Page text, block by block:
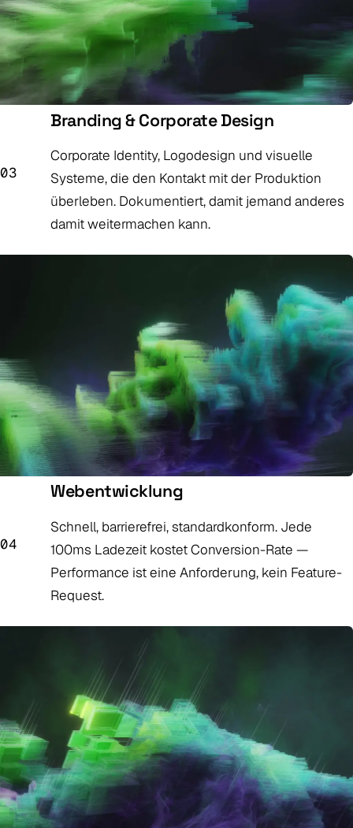
03
Branding & Corporate Design
Corporate Identity, Logodesign und visuelle
Systeme, die den Kontakt mit der Produktion
überleben. Dokumentiert, damit jemand anderes
damit weitermachen kann.
04
Webentwicklung
Schnell, barrierefrei, standardkonform. Jede
100ms Ladezeit kostet Conversion-Rate —
Performance ist eine Anforderung, kein Feature-
Request.